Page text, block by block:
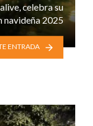
celebra su
navideña 2025
ENTRADA